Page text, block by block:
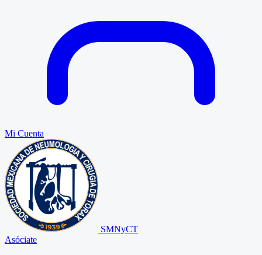
Mi Cuenta
SMNyCT
Asóciate